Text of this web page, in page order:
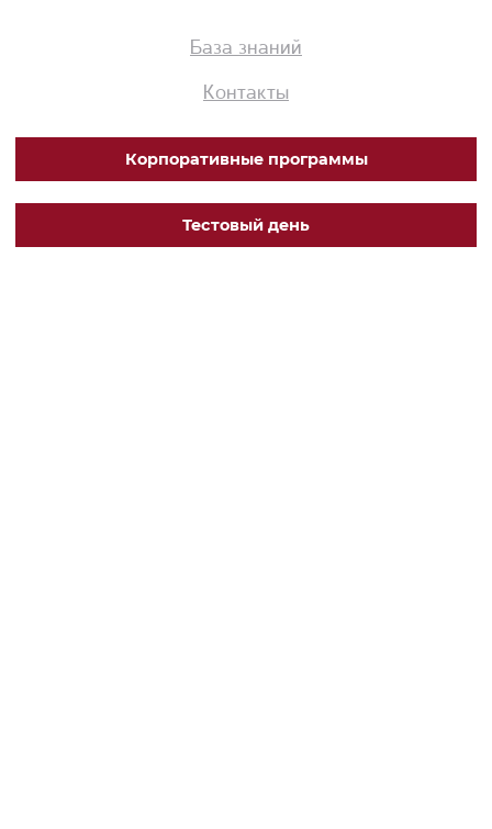
База знаний
Контакты
Корпоративные программы
Тестовый день